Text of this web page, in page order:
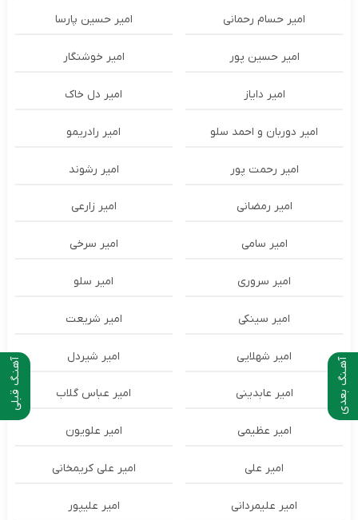
آهنـگ قبلی آهـنگ بعدی
امیر حسام رحمانی امیر حسین پارسا
امیر حسین پور امیر خوشنگار
امیر دایاز امیر دل خاک
امیر دوربان و احمد سلو امیر رادریمو
امیر رحمت پور امیر رشوند
امیر رمضانی امیر زارعی
امیر سامی امیر سرخی
امیر سروری امیر سلو
امیر سینکی امیر شریعت
امیر شهلایی امیر شیردل
امیر عابدینی امیر عباس گلاب
امیر عظیمی امیر علویون
امیر علی امیر علی کریمخانی
امیر علیمردانی امیر علیپور